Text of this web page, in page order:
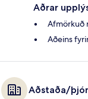
Aðrar
Afmörkuð
Aðeins
Aðstaða/